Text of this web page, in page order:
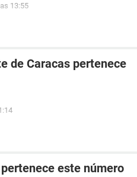
13:55
de Caracas pertenece
este número